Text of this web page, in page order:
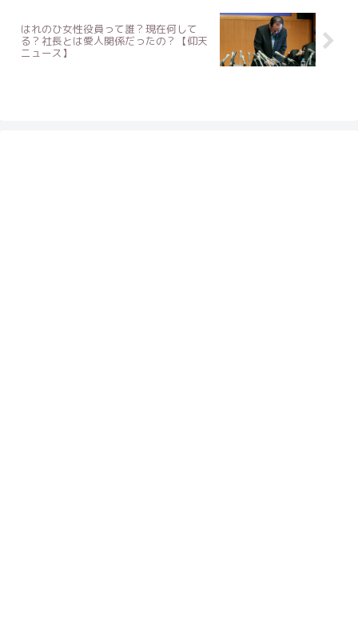
はれのひ女性役員って誰？現在何して
る？社長とは愛人関係だったの？【仰天
ニュース】